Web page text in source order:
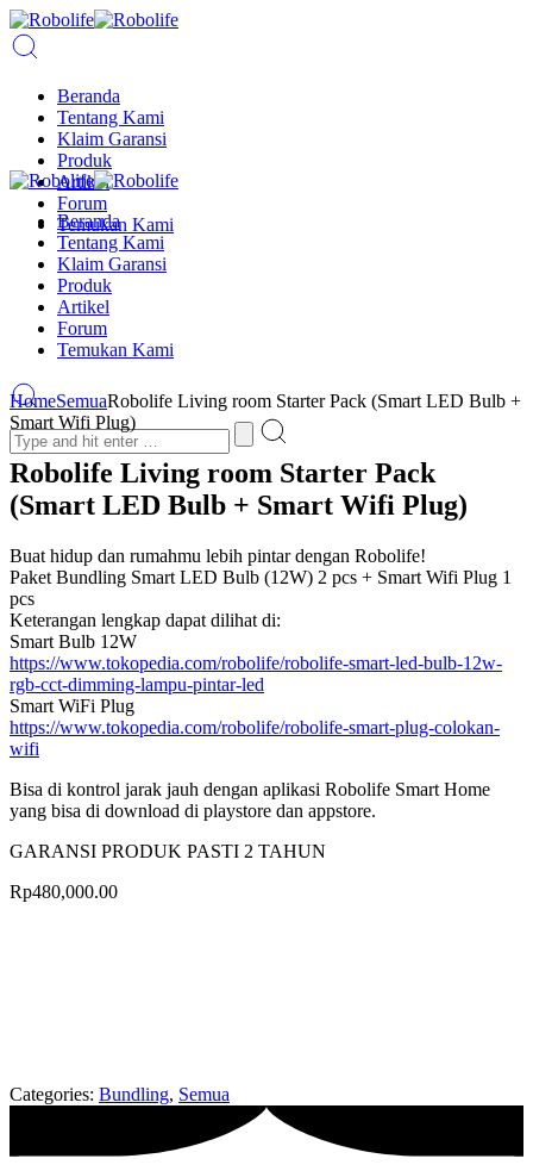
Beranda
Tentang Kami
Klaim Garansi
Produk
Artikel
Forum
Temukan Kami
Beranda
Tentang Kami
Klaim Garansi
Produk
Artikel
Forum
Temukan Kami
HomeSemuaRobolife Living room Starter Pack (Smart LED Bulb +
Smart Wifi Plug)
Robolife Living room Starter Pack
(Smart LED Bulb + Smart Wifi Plug)
Buat hidup dan rumahmu lebih pintar dengan Robolife!
Paket Bundling Smart LED Bulb (12W) 2 pcs + Smart Wifi Plug 1
pcs
Keterangan lengkap dapat dilihat di:
Smart Bulb 12W
https://www.tokopedia.com/robolife/robolife-smart-led-bulb-12w-
rgb-cct-dimming-lampu-pintar-led
Smart WiFi Plug
https://www.tokopedia.com/robolife/robolife-smart-plug-colokan-
wifi
Bisa di kontrol jarak jauh dengan aplikasi Robolife Smart Home
yang bisa di download di playstore dan appstore.
GARANSI PRODUK PASTI 2 TAHUN
Rp480,000.00
Categories: Bundling, Semua